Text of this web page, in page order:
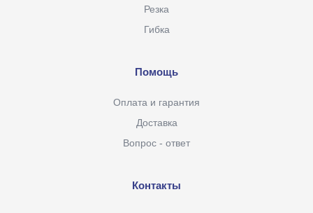
Резка
Гибка
Помощь
Оплата и гарантия
Доставка
Вопрос - ответ
Контакты